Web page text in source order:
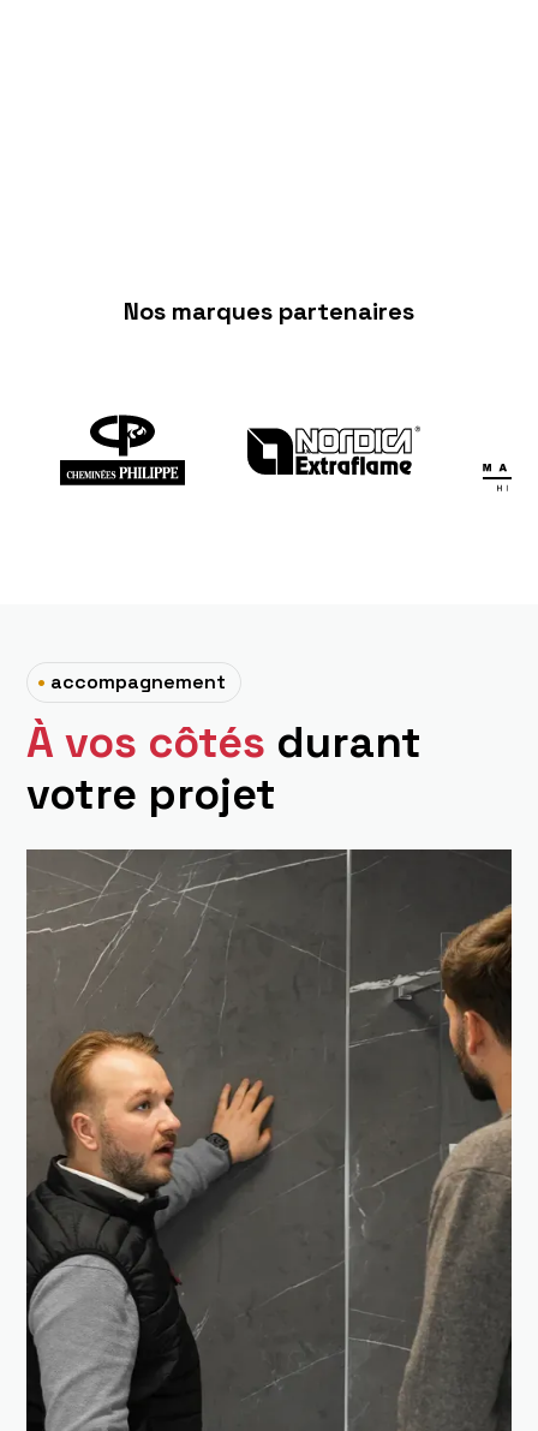
Nos marques partenaires
• accompagnement
À vos côtés durant
votre projet